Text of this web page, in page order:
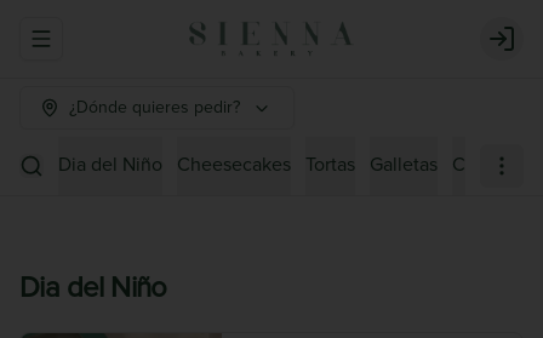
Abrir menu de navegación Login
¿Dónde quieres pedir?
Dia del Niño Cheesecakes Tortas Galletas
Dia del Niño